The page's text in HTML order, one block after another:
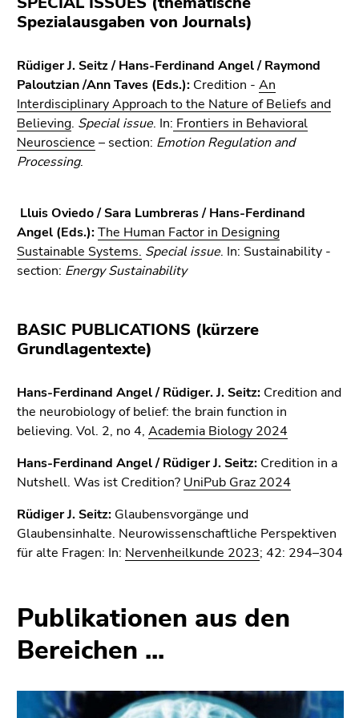
Sie diesen
Zum
Inhalt
(Zugriffstaste
1)
Zur
Positionsanzeige
2)
Zur
Hauptnavigation
(Zugriffstaste
Unternavigation
(Zugriffstaste
Zu
Zusatzinformationen
(Zugriffstaste
5)
Zu
Seiteneinstellungen
(Benutzer/Sprache)
(Zugriffstaste
Suche
9)
Spezialausgaben von Journals)
Rüdiger J. Seitz / Hans-Ferdinand Angel / Raymond
Paloutzian /Ann Taves (Eds.): Credition - An
Interdisciplinary Approach to the Nature of Beliefs and
Believing. Special issue. In: Frontiers in Behavioral
Neuroscience – section: Emotion Regulation and
Processing.
Lluis Oviedo / Sara Lumbreras / Hans-Ferdinand
Angel (Eds.):The Human Factor in Designing
Sustainable Systems. Special issue. In: Sustainability -
section: Energy Sustainability
BASIC PUBLICATIONS (kürzere
Grundlagentexte)
Hans-Ferdinand Angel / Rüdiger. J. Seitz: Credition and
the neurobiology of belief: the brain function in
believing. Vol. 2, no 4, Academia Biology 2024
Hans-Ferdinand Angel / Rüdiger J. Seitz: Credition in a
Nutshell. Was ist Credition? UniPub Graz 2024
Rüdiger J. Seitz: Glaubensvorgänge und
Glaubensinhalte. Neurowissenschaftliche Perspektiven
für alte Fragen: In: Nervenheilkunde 2023; 42: 294–304
Publikationen aus den
Bereichen ...